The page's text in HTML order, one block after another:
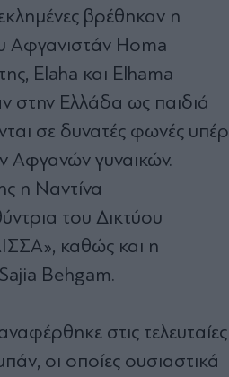
βρέθηκαν η
Αφγανιστάν Homa
Elaha και Elhama
στην Ελλάδα ως παιδιά
σε δυνατές φωνές υπέρ
Αφγανών γυναικών.
η Ναντίνα
του Δικτύου
καθώς και η
Behgam.
στις τελευταίες
οι οποίες ουσιαστικά